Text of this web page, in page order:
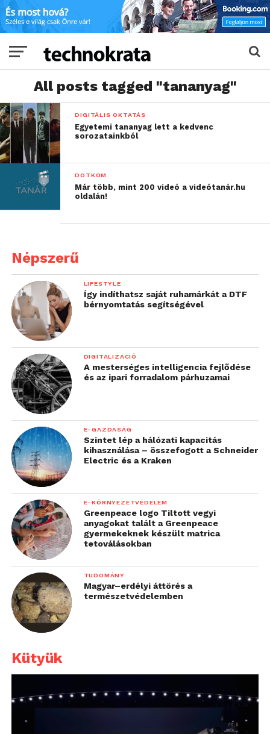
All posts tagged "tananyag"
DIGITÁLIS OKTATÁS
Egyetemi tananyag lett a kedvenc
sorozatainkból
DOTKOM
Már több, mint 200 videó a videótanár.hu
oldalán!
Népszerű
LIFESTYLE
Így indíthatsz saját ruhamárkát a DTF
bérnyomtatás segítségével
DIGITALIZÁCIÓ
A mesterséges intelligencia fejlődése
és az ipari forradalom párhuzamai
E-GAZDASÁG
Szintet lép a hálózati kapacitás
kihasználása – összefogott a Schneider
Electric és a Kraken
E-KÖRNYEZETVÉDELEM
Greenpeace logo Tiltott vegyi
anyagokat talált a Greenpeace
gyermekeknek készült matrica
tetoválásokban
TUDOMÁNY
Magyar–erdélyi áttörés a
természetvédelemben
Kütyük